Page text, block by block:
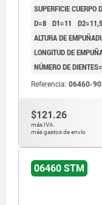
1) Extremo
SUPERFICIE CUERPO
D=8 D1=11 D2=11,5
ALTURA DE
LONGITUD DE
NÚMERO DE
Referencia: 06460-
$121.26
más IVA.
más gastos de envío
06460 STM